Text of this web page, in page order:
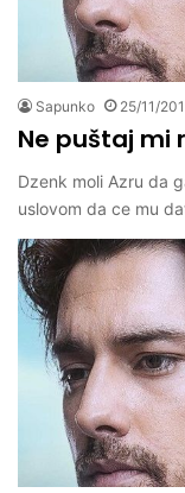
Sapunko 25/11/
Ne puštaj mi
Dzenk moli Azru da
uslovom da ce mu